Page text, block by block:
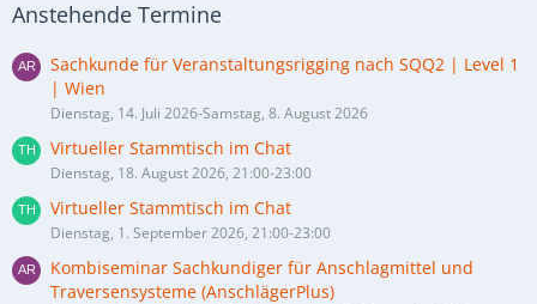
Anstehende Termine
Sachkunde für Veranstaltungsrigging nach SQQ2 | Level 1
| Wien
Dienstag, 14. Juli 2026-Samstag, 8. August 2026
Virtueller Stammtisch im Chat
Dienstag, 18. August 2026, 21:00-23:00
Virtueller Stammtisch im Chat
Dienstag, 1. September 2026, 21:00-23:00
Kombiseminar Sachkundiger für Anschlagmittel und
Traversensysteme (AnschlägerPlus)